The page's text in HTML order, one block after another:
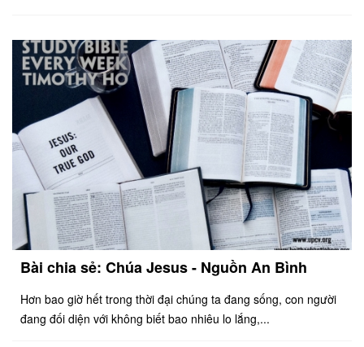
Bài chia sẻ: Chúa Jesus - Nguồn An Bình
Hơn bao giờ hết trong thời đại chúng ta đang sống, con người
đang đối diện với không biết bao nhiêu lo lắng,...